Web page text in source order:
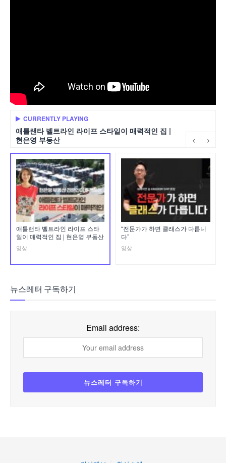
CURRENTLY PLAYING
애틀랜타 벨트라인 라이프 스타일이 매력적인 집 |
현은영 부동산
애틀랜타 벨트라인 라이프 스타
일이 매력적인 집 | 현은영 부동산
영상
“전문가가 하면 클래스가 다릅니
다”
영상
뉴스레터 구독하기
Email address: